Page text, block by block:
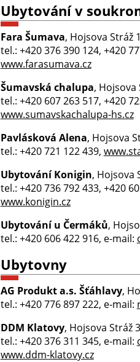
Ubytování v
Fara Šumava, Hojsova Stráž
tel.: +420 376 390 124, +420
www.farasumava.cz
Šumavská chalupa, Hojsova
tel.: +420 607 263 517, +420
www.sumavskachalupa-hs.cz
Pavlásková Alena, Hojsova
tel.: +420 721 122 439,
Ubytování Konigin, Hojsova
tel.: +420 736 792 433, +420
www.konigin.cz
Ubytování u Čermáků,
tel.: +420 606 422 916, e-mail:
Ubytovny
AG Produkt a.s. Šťáhlavy,
tel.: +420 776 897 222, e-mail:
DDM Klatovy, Hojsova Stráž
tel.: +420 376 311 345, e-mail:
www.ddm-klatovy.cz